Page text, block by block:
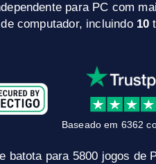
para PC com
computador, incluindo 10
Baseado em 6362
batota para 5800 jogos de